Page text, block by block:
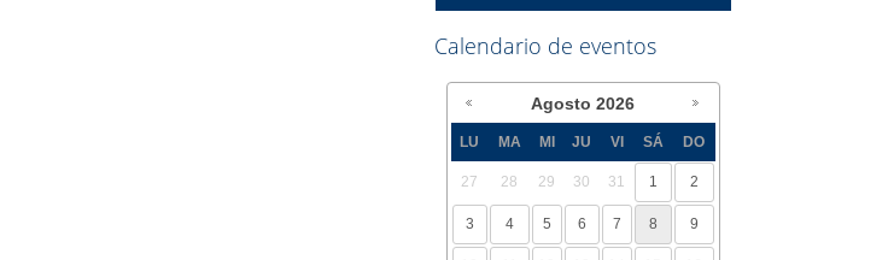
Calendario de eventos
Agosto 2026
LU MA MI JU VI SÁ DO
27 28 29 30 31 1 2
3 4 5 6 7 8 9